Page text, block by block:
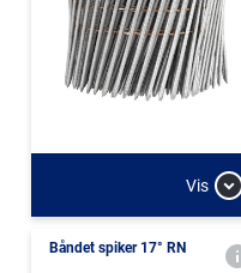
Vis
Båndet spiker 17° RN